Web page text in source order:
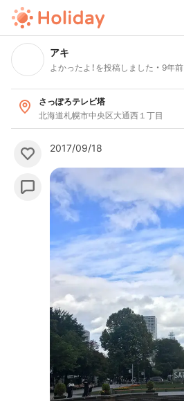
アキ
よかったよ！を投稿しました 9年前
さっぽろテレビ塔
北海道札幌市中央区大通西１丁目
2017/09/18